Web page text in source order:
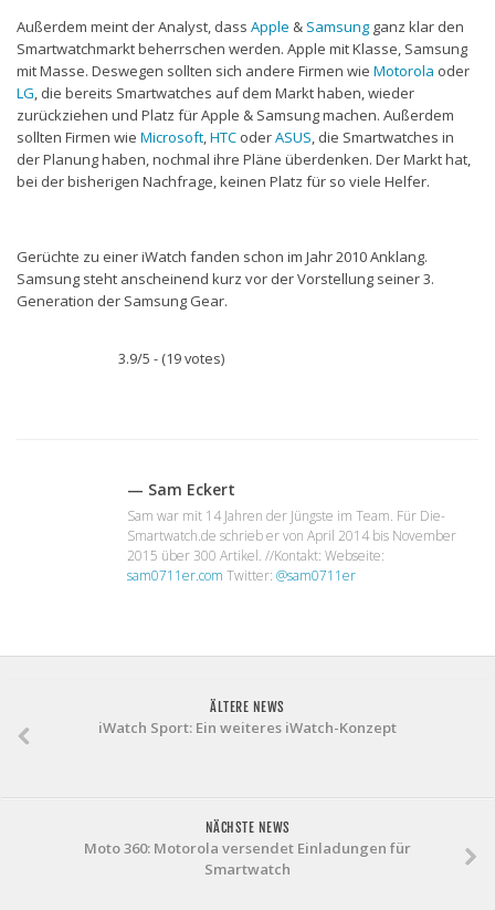
Außerdem meint der Analyst, dass Apple & Samsung ganz klar den
Smartwatchmarkt beherrschen werden. Apple mit Klasse, Samsung
mit Masse. Deswegen sollten sich andere Firmen wie Motorola oder
LG, die bereits Smartwatches auf dem Markt haben, wieder
zurückziehen und Platz für Apple & Samsung machen. Außerdem
sollten Firmen wie Microsoft,HTC oderASUS, die Smartwatches in
der Planung haben, nochmal ihre Pläne überdenken. Der Markt hat,
bei der bisherigen Nachfrage, keinen Platz für so viele Helfer.
Gerüchte zu einer iWatch fanden schon im Jahr 2010 Anklang.
Samsung steht anscheinend kurz vor der Vorstellung seiner 3.
Generation der Samsung Gear.
3.9/5 - (19 votes)
— Sam Eckert
Sam war mit 14 Jahren der Jüngste im Team. Für Die-
Smartwatch.de schrieb er von April 2014 bis November
2015 über 300 Artikel. //Kontakt: Webseite:
sam0711er.com Twitter: @sam0711er
ÄLTERE NEWS
iWatch Sport: Ein weiteres iWatch-Konzept
NÄCHSTE NEWS
Moto 360: Motorola versendet Einladungen für
Smartwatch